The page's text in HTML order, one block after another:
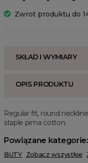
Zwrot produktu do
SKŁAD I WYMIARY
OPIS PRODUKTU
Regular fit, round
staple pima cotton.
Powiązane kategorie:
BUTY Zobacz wszystkie